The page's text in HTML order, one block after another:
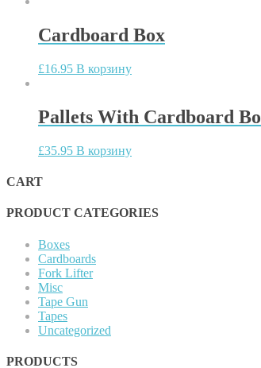
Cardboard Box
£16.95 В корзину
Pallets With Cardboard
£35.95 В корзину
CART
PRODUCT CATEGORIES
Boxes
Cardboards
Fork Lifter
Misc
Tape Gun
Tapes
Uncategorized
PRODUCTS